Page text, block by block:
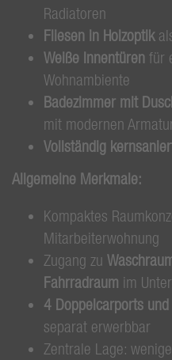
Radiatoren
Fliesen in Holzoptik
Weiße Innentüren für
Wohnambiente
Badezimmer mit
mit modernen
Vollständig
Allgemeine Merkmale:
Kompaktes
Mitarbeiterwohnung
Zugang zu
Fahrradraum im
4 Doppelcarports
separat erwerbbar
Zentrale Lage: